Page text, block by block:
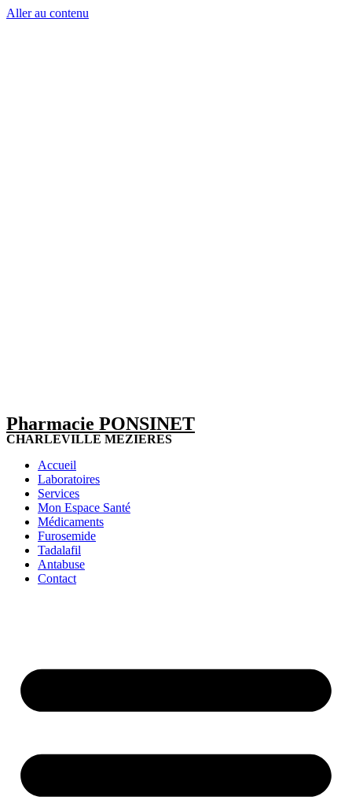
Aller au contenu
Pharmacie PONSINET
CHARLEVILLE MEZIERES
Accueil
Laboratoires
Services
Mon Espace Santé
Médicaments
Furosemide
Tadalafil
Antabuse
Contact